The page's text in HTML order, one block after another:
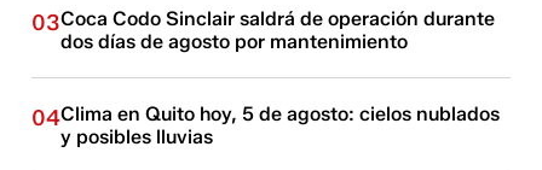
03Coca Codo Sinclair saldrá de operación durante
dos días de agosto por mantenimiento
04Clima en Quito hoy, 5 de agosto: cielos nublados
y posibles lluvias